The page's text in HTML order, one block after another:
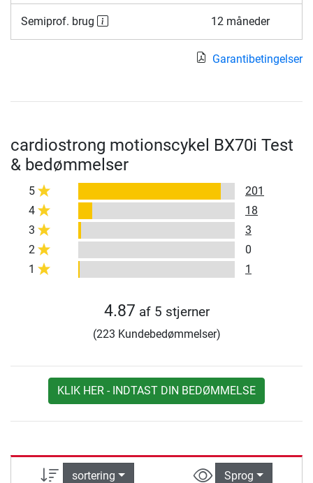
Semiprof. brug 12 måneder
Garantibetingelser
cardiostrong motionscykel BX70i Test
& bedømmelser
5
201
4
18
3
3
2
0
1
1
4.87 af 5 stjerner
(223 Kundebedømmelser)
KLIK HER - INDTAST DIN BEDØMMELSE
sortering Sprog